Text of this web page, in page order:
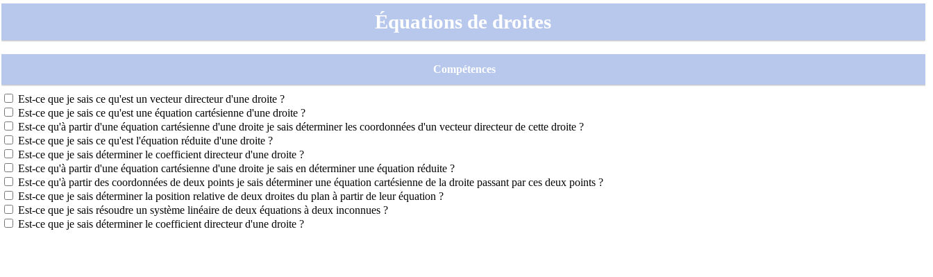
Équations de droites
Compétences
Est-ce que je sais ce qu'est un vecteur directeur d'une droite ?
Est-ce que je sais ce qu'est une équation cartésienne d'une droite ?
Est-ce qu'à partir d'une équation cartésienne d'une droite je sais déterminer les coordonnées d'un vecteur directeur de cette droite ?
Est-ce que je sais ce qu'est l'équation réduite d'une droite ?
Est-ce que je sais déterminer le coefficient directeur d'une droite ?
Est-ce qu'à partir d'une équation cartésienne d'une droite je sais en déterminer une équation réduite ?
Est-ce qu'à partir des coordonnées de deux points je sais déterminer une équation cartésienne de la droite passant par ces deux points ?
Est-ce que je sais déterminer la position relative de deux droites du plan à partir de leur équation ?
Est-ce que je sais résoudre un système linéaire de deux équations à deux inconnues ?
Est-ce que je sais déterminer le coefficient directeur d'une droite ?